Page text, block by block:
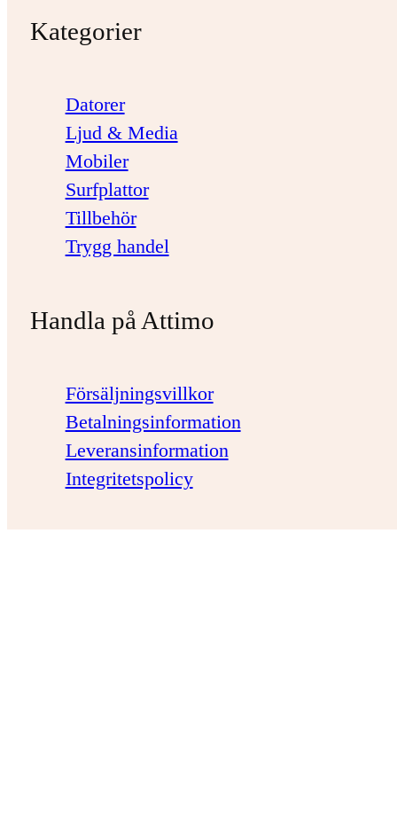
Kategorier
Datorer
Ljud & Media
Mobiler
Surfplattor
Tillbehör
Trygg handel
Handla på Attimo
Försäljningsvillkor
Betalningsinformation
Leveransinformation
Integritetspolicy